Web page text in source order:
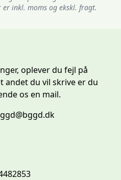
inkl. moms og ekskl. fragt.
oplever du fejl på
andet du vil skrive er du
os en mail.